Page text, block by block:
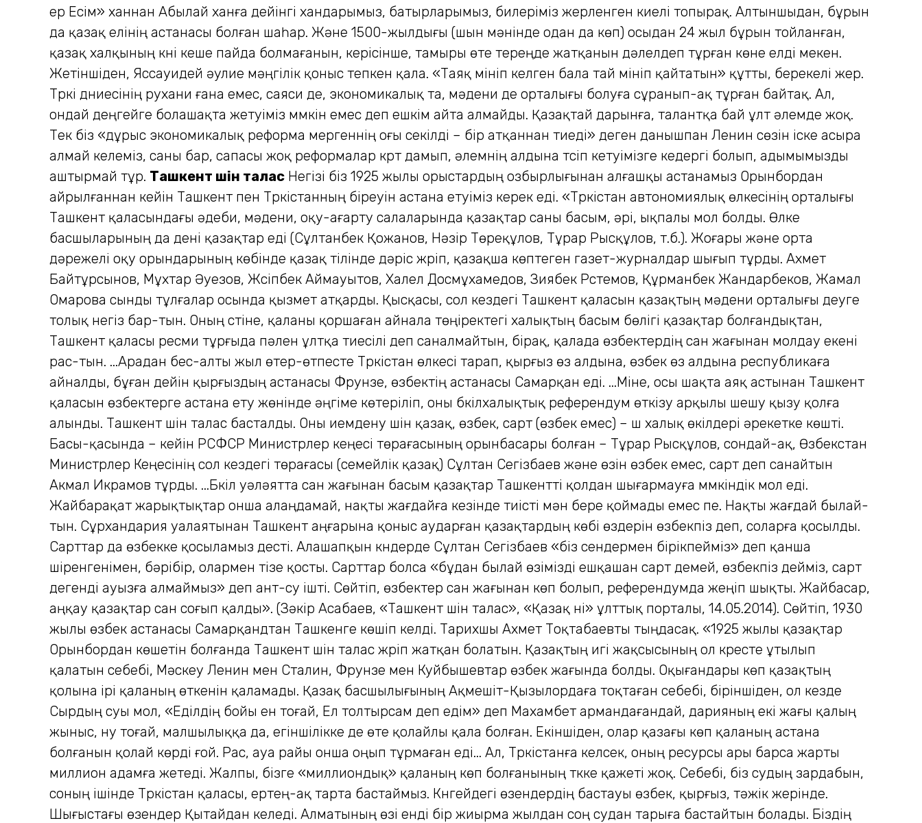
ер Есім» ханнан Абылай ханға дейінгі хандарымыз, батырларымыз, билеріміз жерленген киелі топырақ. Алтыншыдан, бұрын
да қазақ елінің астанасы болған шаһар. Және 1500-жылдығы (шын мәнінде одан да көп) осыдан 24 жыл бұрын тойланған,
қазақ халқының күні кеше пайда болмағанын, керісінше, тамыры өте тереңде жатқанын дәлелдеп тұрған көне елді мекен.
Жетіншіден, Яссауидей әулие мәңгілік қоныс тепкен қала. «Таяқ мініп келген бала тай мініп қайтатын» құтты, берекелі жер.
Түркі дүниесінің рухани ғана емес, саяси де, экономикалық та, мәдени де орталығы болуға сұранып-ақ тұрған байтақ. Ал,
ондай деңгейге болашақта жетуіміз мүмкін емес деп ешкім айта алмайды. Қазақтай дарынға, талантқа бай ұлт әлемде жоқ.
Тек біз «дұрыс экономикалық реформа мергеннің оғы секілді – бір атқаннан тиеді» деген данышпан Ленин сөзін іске асыра
алмай келеміз, саны бар, сапасы жоқ реформалар күрт дамып, әлемнің алдына түсіп кетуімізге кедергі болып, адымымызды
аштырмай тұр. Ташкент үшін талас Негізі біз 1925 жылы орыстардың озбырлығынан алғашқы астанамыз Орынбордан
айрылғаннан кейін Ташкент пен Түркістанның біреуін астана етуіміз керек еді. «Түркістан автономиялық өлкесінің орталығы
Ташкент қаласындағы әдеби, мәдени, оқу-ағарту салаларында қазақтар саны басым, әрі, ықпалы мол болды. Өлке
басшыларының да дені қазақтар еді (Сұлтанбек Қожанов, Нәзір Төреқұлов, Тұрар Рысқұлов, т.б.). Жоғары және орта
дәрежелі оқу орындарының көбінде қазақ тілінде дәріс жүріп, қазақша көптеген газет-журналдар шығып тұрды. Ахмет
Байтұрсынов, Мұхтар Әуезов, Жүсіпбек Аймауытов, Халел Досмұхамедов, Зиябек Рүстемов, Құрманбек Жандарбеков, Жамал
Омарова сынды тұлғалар осында қызмет атқарды. Қысқасы, сол кездегі Ташкент қаласын қазақтың мәдени орталығы деу­ге
толық негіз бар-тын. Оның үстіне, қаланы қоршаған айнала төңіректегі халықтың басым бөлігі қазақтар болғандықтан,
Ташкент қаласы ресми тұрғыда пәлен ұлтқа тиесілі деп саналмайтын, бірақ, қалада өзбектердің сан жағынан молдау екені
рас-тын. ...Арадан бес-алты жыл өтер-өтпесте Түркістан өлкесі тарап, қырғыз өз алдына, өзбек өз алдына республикаға
айналды, бұған дейін қырғыздың астанасы Фрунзе, өзбектің астанасы Самарқан еді. ...Міне, осы шақта аяқ астынан Ташкент
қаласын өзбектерге астана ету жөнінде әңгіме көтеріліп, оны бүкілхалықтық референдум өткізу арқылы шешу қызу қолға
алынды. Ташкент үшін талас бас­талды. Оны иемдену үшін қазақ, өзбек, сарт (өзбек емес) – үш халық өкілдері әрекетке көшті.
Басы-қасында – кейін РСФСР Министрлер кеңесі төрағасының орынбасары болған – Тұрар Рысқұлов, сондай-ақ, Өзбекстан
Министрлер Кеңесінің сол кездегі төрағасы (семейлік қазақ) Сұлтан Сегізбаев және өзін өзбек емес, сарт деп санайтын
Акмал Икрамов тұрды. ...Бүкіл уәләятта сан жағынан басым қазақтар Ташкентті қолдан шығармауға мүмкіндік мол еді.
Жайбарақат жарықтықтар онша алаңдамай, нақты жағдайға кезінде тиісті мән бере қоймады емес пе. Нақты жағдай былай-
тын. Сұрхандария уалаятынан Ташкент аңғарына қоныс аударған қазақтардың көбі өздерін өзбекпіз деп, соларға қосылды.
Сарттар да өзбекке қосыламыз десті. Алашапқын күндерде Сұлтан Сегізбаев «біз сендермен бірікпейміз» деп қанша
шіренгенімен, бәрібір, олармен тізе қосты. Сарттар болса «бұдан былай өзімізді ешқашан сарт демей, өзбекпіз дейміз, сарт
дегенді ауызға алмаймыз» деп ант-су ішті. Сөйтіп, өзбектер сан жағынан көп болып, референдумда жеңіп шықты. Жайбасар,
аңқау қазақтар сан соғып қалды». (Зәкір Асабаев, «Ташкент үшін талас», «Қазақ үні» ұлттық порталы, 14.05.2014). Сөйтіп, 1930
жылы өзбек астанасы Самарқандтан Ташкенге көшіп келді. Тарихшы Ахмет Тоқтабаевты тыңдасақ. «1925 жылы қазақтар
Орынбордан көшетін болғанда Ташкент үшін талас жүріп жатқан болатын. Қазақтың игі жақсысының ол күресте ұтылып
қалатын себебі, Мәскеу Ленин мен Сталин, Фрунзе мен Куйбышевтар өзбек жағында болды. Оқығандары көп қазақтың
қолына ірі қаланың өткенін қаламады. Қазақ басшылығының Ақмешіт-Қызылордаға тоқтаған себебі, біріншіден, ол кезде
Сырдың суы мол, «Еділдің бойы ен тоғай, Ел толтырсам деп едім» деп Махамбет армандағандай, дарияның екі жағы қалың
жыныс, ну тоғай, малшылыққа да, егіншілікке де өте қолайлы қала болған. Екіншіден, олар қазағы көп қаланың астана
болғанын қолай көрді ғой. Рас, ауа райы онша оңып тұрмаған еді... Ал, Түркістанға келсек, оның ресурсы ары барса жарты
миллион адамға жетеді. Жалпы, бізге «миллиондық» қаланың көп болғанының түкке қажеті жоқ. Себебі, біз судың зардабын,
соның ішінде Түркістан қаласы, ертең-ақ тарта бастаймыз. Күнгейдегі өзендердің бастауы өзбек, қырғыз, тәжік жерінде.
Шығыстағы өзендер Қытайдан келеді. Алматының өзі енді бір жиырма жылдан соң судан тарыға бастайтын болады. Біздің